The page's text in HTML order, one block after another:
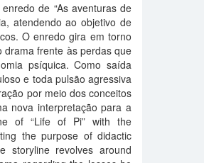
de “As aventuras de
atendendo ao objetivo de
O enredo gira em torno
drama frente às perdas que
psíquica. Como saída
e toda pulsão agressiva
por meio dos conceitos
nova interpretação para a
of “Life of Pi” with the
the purpose of didactic
storyline revolves around